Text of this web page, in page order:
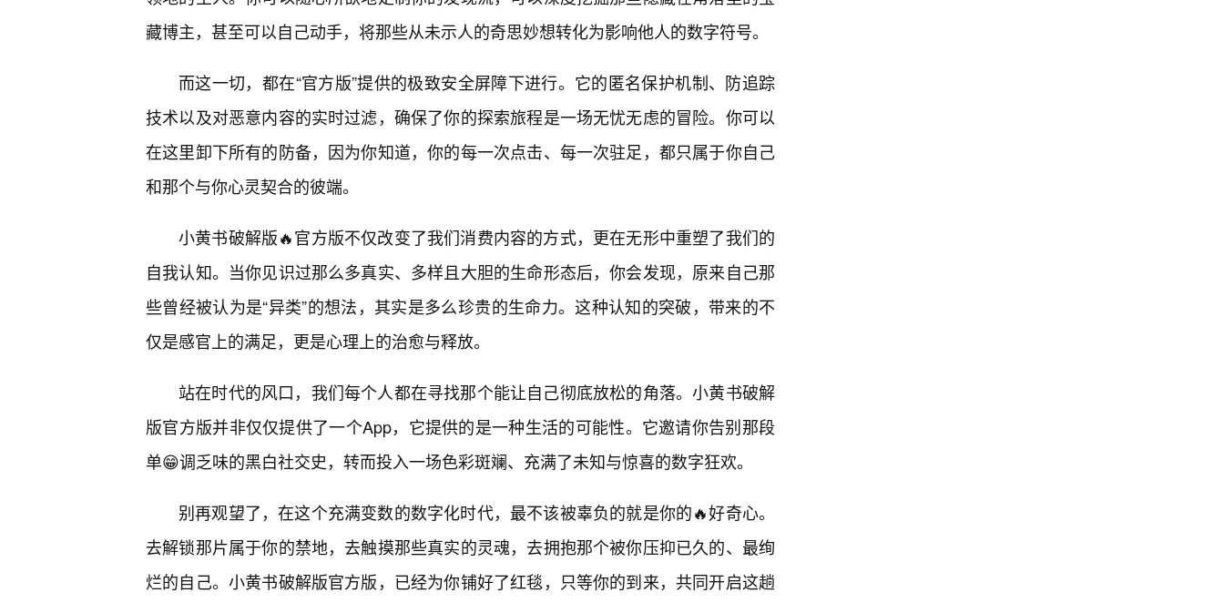
藏博主，甚至可以自己动手，将那些从未示人的奇思妙想转化为影响他人的数字符号。
而这一切，都在“官方版”提供的极致安全屏障下进行。它的匿名保护机制、防追踪
技术以及对恶意内容的实时过滤，确保了你的探索旅程是一场无忧无虑的冒险。你可以
在这里卸下所有的防备，因为你知道，你的每一次点击、每一次驻足，都只属于你自己
和那个与你心灵契合的彼端。
小黄书破解版🔥官方版不仅改变了我们消费内容的方式，更在无形中重塑了我们的
自我认知。当你见识过那么多真实、多样且大胆的生命形态后，你会发现，原来自己那
些曾经被认为是“异类”的想法，其实是多么珍贵的生命力。这种认知的突破，带来的不
仅是感官上的满足，更是心理上的治愈与释放。
站在时代的风口，我们每个人都在寻找那个能让自己彻底放松的角落。小黄书破解
版官方版并非仅仅提供了一个App，它提供的是一种生活的可能性。它邀请你告别那段
单😁调乏味的黑白社交史，转而投入一场色彩斑斓、充满了未知与惊喜的数字狂欢。
别再观望了，在这个充满变数的数字化时代，最不该被辜负的就是你的🔥好奇心。
去解锁那片属于你的禁地，去触摸那些真实的灵魂，去拥抱那个被你压抑已久的、最绚
烂的自己。小黄书破解版官方版，已经为你铺好了红毯，只等你的到来，共同开启这趟